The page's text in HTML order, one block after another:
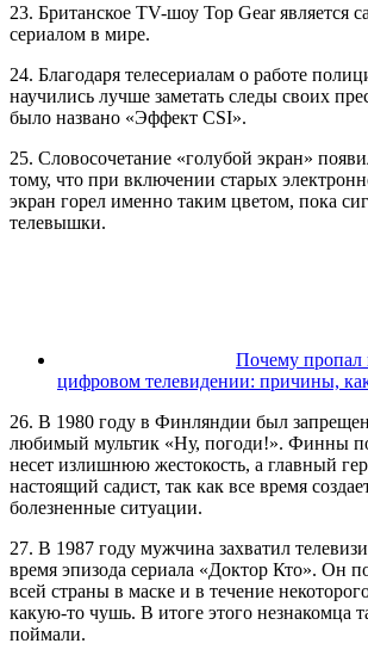
23. Британское TV-шоу Top Gear является
сериалом в мире.
24. Благодаря телесериалам о работе
научились лучше заметать следы своих
было названо «Эффект CSI».
25. Словосочетание «голубой экран»
тому, что при включении старых
экран горел именно таким цветом, пока
телевышки.
Почему пропал
цифровом телевидении: причины,
26. В 1980 году в Финляндии был
любимый мультик «Ну, погоди!». Финны
несет излишнюю жестокость, а главный
настоящий садист, так как все время
болезненные ситуации.
27. В 1987 году мужчина захватил
время эпизода сериала «Доктор Кто». Он
всей страны в маске и в течение
какую-то чушь. В итоге этого незнакомца
поймали.